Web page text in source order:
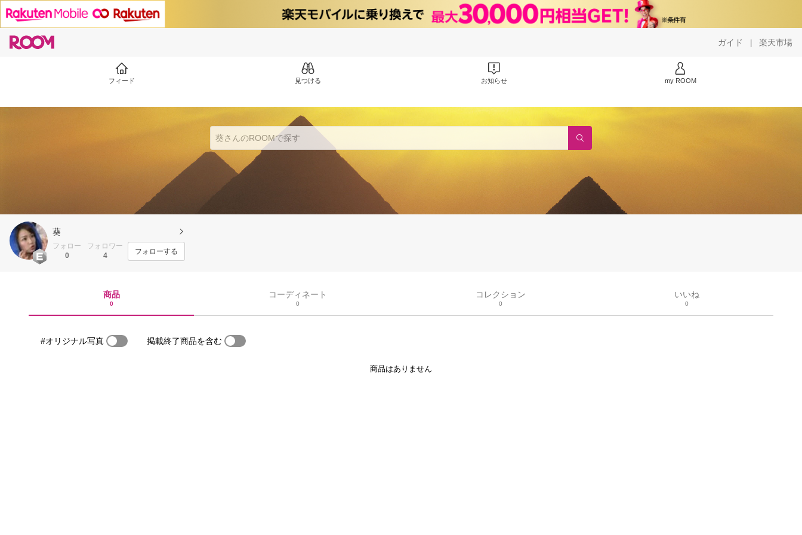
ガイド | 楽天市場
フィード 見つける お知らせ my ROOM
葵
フォロー
0
フォロワー
4
フォローする
商品
0
コーディネート
0
コレクション
0
いいね
0
#オリジナル写真 掲載終了商品を含む
商品はありません